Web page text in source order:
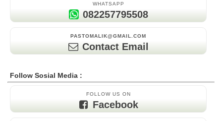
WHATSAPP
082257795508
PASTOMALIK@GMAIL.COM
Contact Email
Follow Sosial Media :
FOLLOW US ON
Facebook